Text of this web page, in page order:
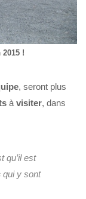
2015 !
, seront plus
à visiter, dans
qu’il est
qui y sont